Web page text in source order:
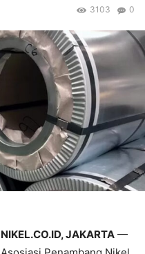
0
3103
NIKEL.CO.ID, JAKARTA —